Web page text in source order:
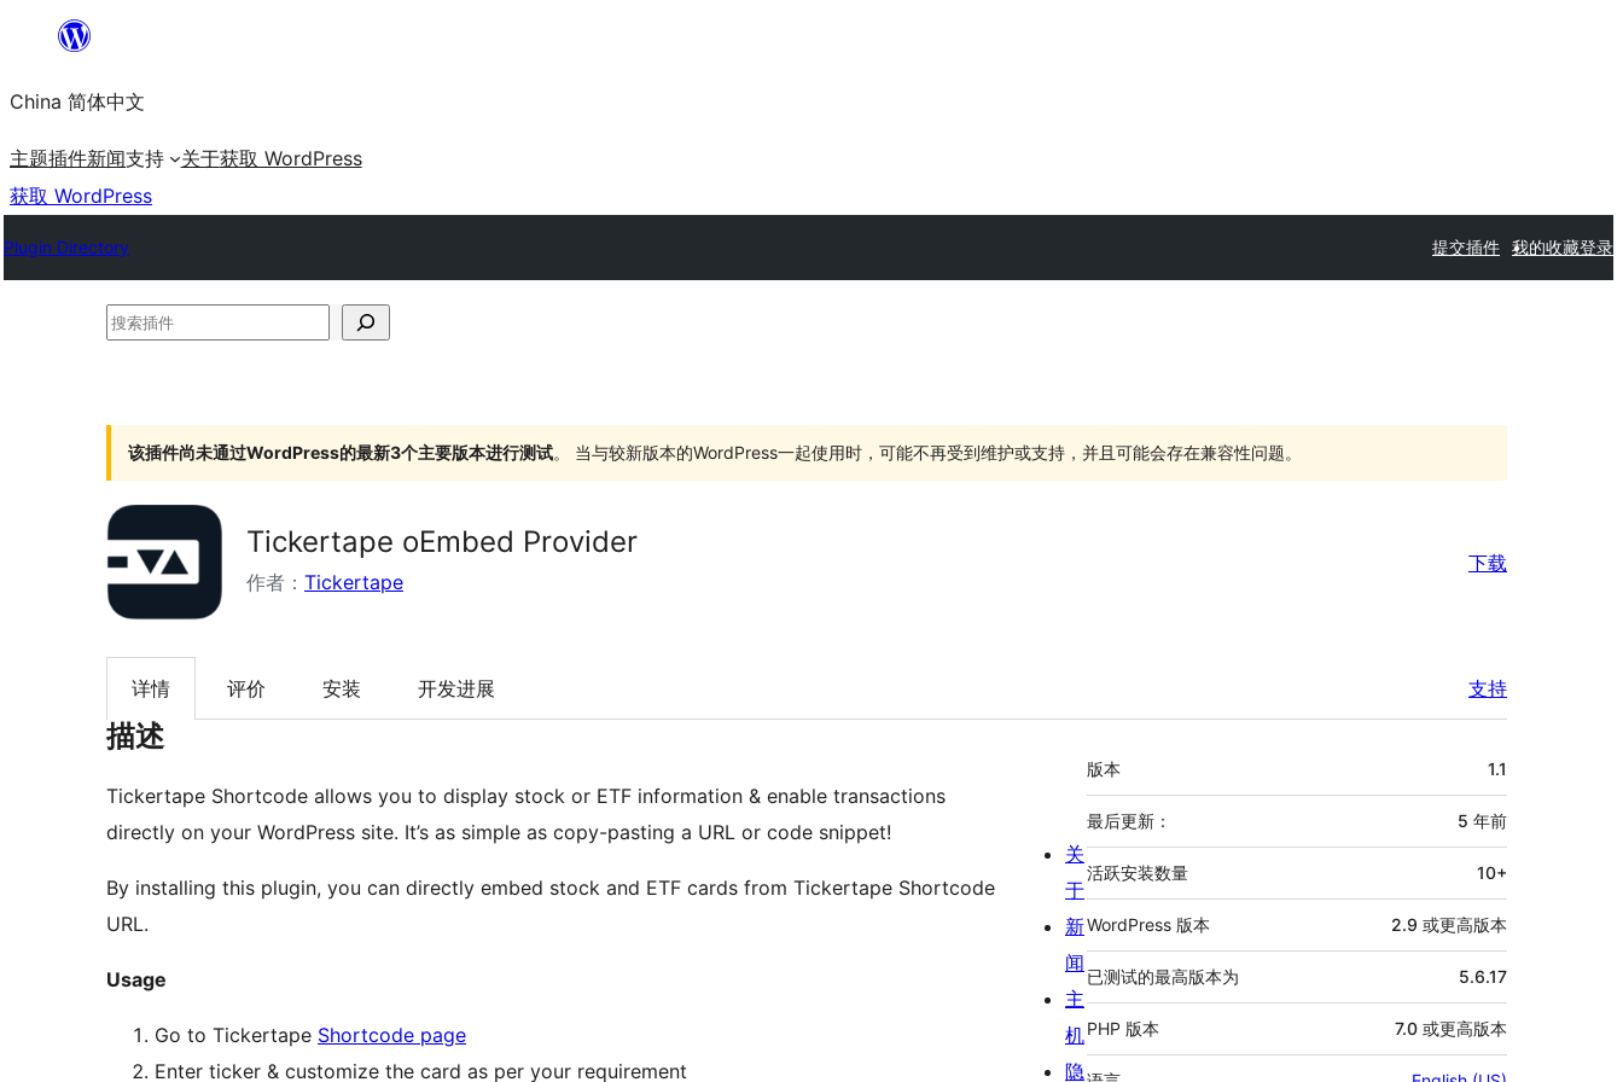
内
容
China 简体中文
主题插件新闻支持 关于获取 WordPress
获取 WordPress
Plugin Directory 提交插件 我的收藏登录
搜
件
该插件尚未通过WordPress的最新3个主要版本进行测试。 当与较新版本的WordPress一起使用时，可能不再受到维护或支持，并且可能会存在兼容性问题。
Tickertape oEmbed Provider
作者： Tickertape
下载
详情 评价 安装 开发进展 支持
描述
Tickertape Shortcode allows you to display stock or ETF information & enable transactions
directly on your WordPress site. It’s as simple as copy-pasting a URL or code snippet!
By installing this plugin, you can directly embed stock and ETF cards from Tickertape Shortcode
URL.
Usage
Go to Tickertape Shortcode page
Enter ticker & customize the card as per your requirement
额
外
信
息
版本 1.1
最后更新： 5 年前
活跃安装数量 10+
WordPress 版本 2.9 或更高版本
已测试的最高版本为 5.6.17
PHP 版本 7.0 或更高版本
关
于
新
闻
主
机
隐